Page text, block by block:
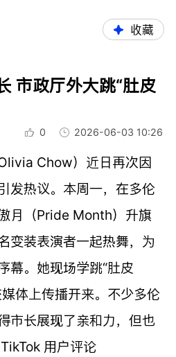
收藏
市政厅外大跳“肚皮
0 2026-06-03 10:26
Chow）近日再次因
发热议。本周一，在多伦
月（Pride Month）升旗
变装表演者一起热舞，为
幕。她现场学跳“肚皮
体上传播开来。不少多伦
市长展现了亲和力，但也
用户评论